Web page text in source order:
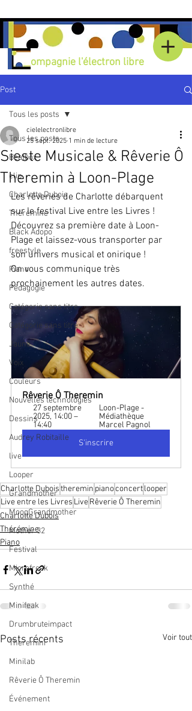
Compagnie l'électron libre
Post
Tous les posts
Beatbox
clip
Charlotte Dubois
Thérémine
Black Adopo
freestyle
Piano
Pédagogie
Catégorie sans titre
Catégorie sans titre
Jaune
Voix
Couleurs
Nouvelles technologies
Dessins
Audrey Robitaille
live
Looper
Grandmother
MoogGrandmother
Mother 32
Festival
Microfreak
Synthé
Minifeak
Drumbruteimpact
Theremini
Minilab
Rêverie Ô Theremin
Événement
Tous les posts
Sieste Musicale & Rêverie Ô
Theremin à Loon-Plage
cielelectronlibre
25 sept. 2025 1 min de lecture
Les rêveries de Charlotte débarquent
sur le festival Live entre les Livres !
Découvrez sa première date à Loon-
Plage et laissez-vous transporter par
son univers musical et onirique !
On vous communique très
prochainement les autres dates.
Rêverie Ô Theremin
27 septembre
2025, 14:00 –
14:40
Loon-Plage -
Médiathèque
Marcel Pagnol
S'inscrire
Charlotte Duboistheremin pianoconcertlooper
Live entre les Livres LiveRêverie Ô Theremin
Charlotte Dubois
Thérémine
Piano
Posts récents Voir tout